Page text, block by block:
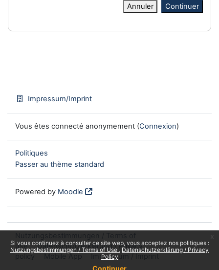
Si vous continuez à consulter ce site web, vous acceptez nos politiques :
Nutzungsbestimmungen / Terms of Use
Datenschutzerklärung / Privacy
Policy
Continuer
Annuler Continuer
Impressum/Imprint
Vous êtes connecté anonymement (Connexion)
Politiques
Passer au thème standard
Powered by Moodle
use
Datenschutzerklärung / Privacy
policy
Mobile App Impressum / Imprint